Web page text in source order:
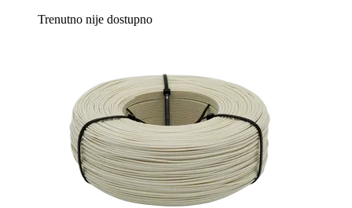
Trenutno nije dostupno